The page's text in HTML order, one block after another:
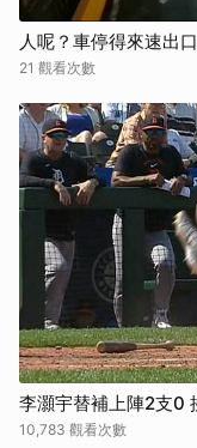
人呢？車停得來速出
21 觀看次數
李灝宇替補上陣2支0
10,783 觀看次數